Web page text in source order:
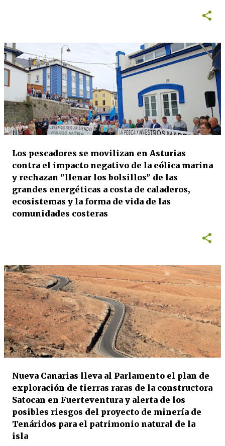
Los pescadores se movilizan en Asturias
contra el impacto negativo de la eólica marina
y rechazan "llenar los bolsillos" de las
grandes energéticas a costa de caladeros,
ecosistemas y la forma de vida de las
comunidades costeras
Nueva Canarias lleva al Parlamento el plan de
exploración de tierras raras de la constructora
Satocan en Fuerteventura y alerta de los
posibles riesgos del proyecto de minería de
Tenáridos para el patrimonio natural de la
isla